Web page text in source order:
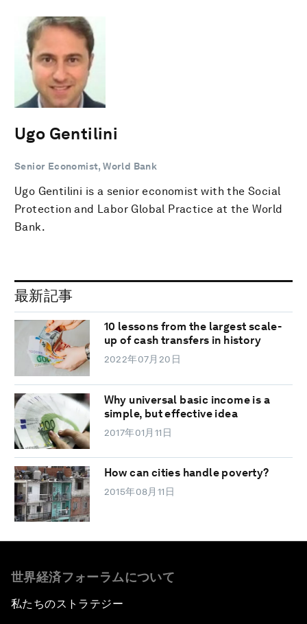
Ugo Gentilini
Senior Economist, World Bank
Ugo Gentilini is a senior economist with the Social
Protection and Labor Global Practice at the World
Bank.
最新記事
10 lessons from the largest scale-
up of cash transfers in history
2022年07月20日
Why universal basic income is a
simple, but effective idea
2017年01月11日
How can cities handle poverty?
2015年08月11日
世界経済フォーラムについて
私たちのストラテジー